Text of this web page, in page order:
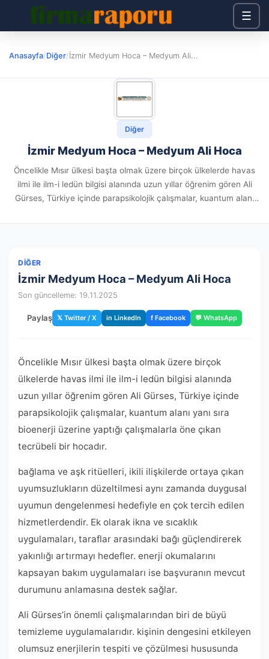
☰
Anasayfa/Diğer/İzmir Medyum Hoca – Medyum Ali...
Diğer
İzmir Medyum Hoca – Medyum Ali Hoca
Öncelikle Mısır ülkesi başta olmak üzere birçok ülkelerde havas
ilmi ile ilm-i ledün bilgisi alanında uzun yıllar öğrenim gören Ali
Gürses, Türkiye içinde parapsikolojik çalışmalar, kuantum alanı
DIĞER
İzmir Medyum Hoca – Medyum Ali Hoca
Son güncelleme: 19.11.2025
Paylaş 𝕏 Twitter / X in LinkedIn f Facebook 💬 WhatsApp
Öncelikle Mısır ülkesi başta olmak üzere birçok
ülkelerde havas ilmi ile ilm-i ledün bilgisi alanında
uzun yıllar öğrenim gören Ali Gürses, Türkiye içinde
parapsikolojik çalışmalar, kuantum alanı yanı sıra
bioenerji üzerine yaptığı çalışmalarla öne çıkan
tecrübeli bir hocadır.
bağlama ve aşk ritüelleri, ikili ilişkilerde ortaya çıkan
uyumsuzlukların düzeltilmesi aynı zamanda duygusal
uyumun dengelenmesi hedefiyle en çok tercih edilen
hizmetlerdendir. Ek olarak ikna ve sıcaklık
uygulamaları, taraflar arasındaki bağı güçlendirerek
yakınlığı artırmayı hedefler. enerji okumalarını
kapsayan bakım uygulamaları ise başvuranın mevcut
durumunu anlamasına destek sağlar.
Ali Gürses’in önemli çalışmalarından biri de büyü
temizleme uygulamalarıdır. kişinin dengesini etkileyen
olumsuz enerjilerin tespiti ve çözülmesi hususunda